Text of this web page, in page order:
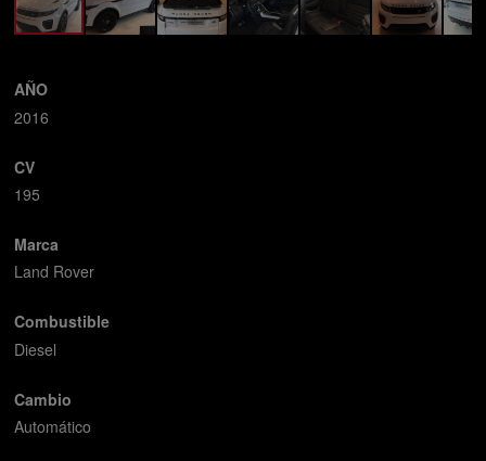
AÑO
2016
CV
195
Marca
Land Rover
Combustible
Diesel
Cambio
Automático